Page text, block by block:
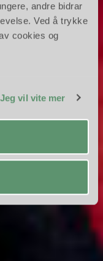
andre bidrar
Ved å trykke
cookies og
Jeg vil vite mer
gode